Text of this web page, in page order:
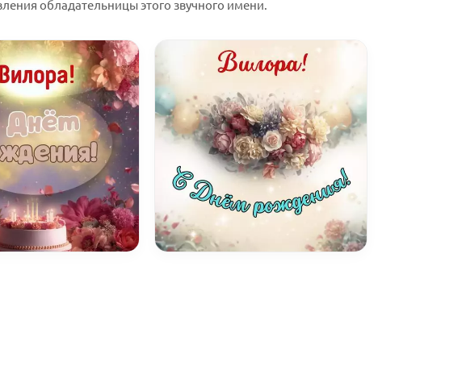
обладательницы этого звучного имени.